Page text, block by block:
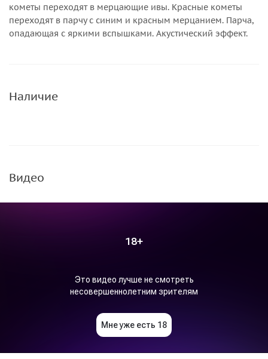
кометы переходят в мерцающие ивы. Красные кометы
переходят в парчу с синим и красным мерцанием. Парча,
опадающая с яркими вспышками. Акустический эффект.
Наличие
Видео